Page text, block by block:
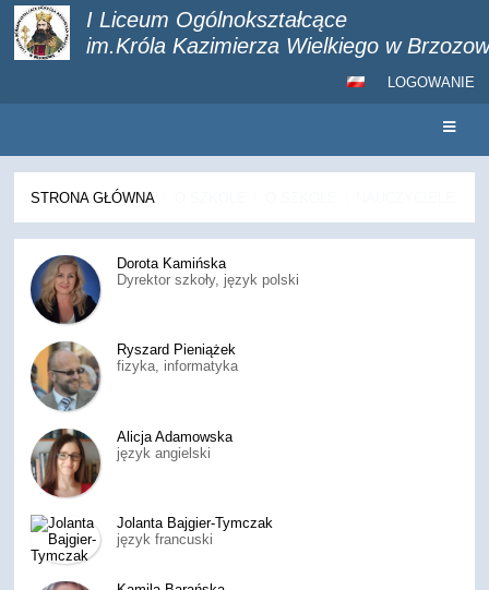
I Liceum Ogólnokształcące
im.Króla Kazimierza Wielkiego w
LOGOWANIE
STRONA GŁÓWNA
Dorota Kamińska
Dyrektor szkoły, język polski
Ryszard Pieniążek
fizyka, informatyka
Alicja Adamowska
język angielski
Jolanta Bajgier-Tymczak
język francuski